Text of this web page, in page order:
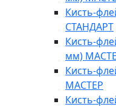
Кисть-
СТАНДАРТ
Кисть-
мм)
Кисть-
МАСТЕР
Кисть-